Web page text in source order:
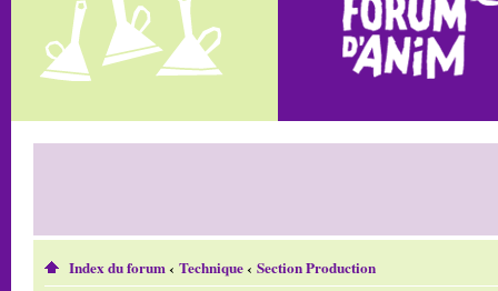
Index du forum‹ Technique‹ Section Production